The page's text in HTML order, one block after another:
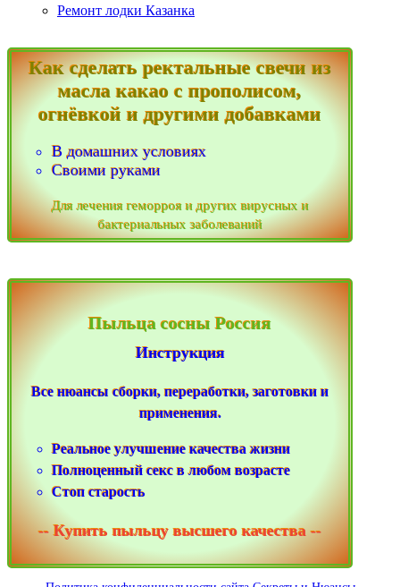
Ремонт лодки Казанка
Как сделать ректальные свечи из
масла какао с прополисом,
огнёвкой и другими добавками
В домашних условиях
Своими руками
Для лечения геморроя и других вирусных и
бактериальных заболеваний
Пыльца сосны Россия
Инструкция
Все нюансы сборки, переработки, заготовки и
применения.
Реальное улучшение качества жизни
Полноценный секс в любом возрасте
Стоп старость
-- Купить пыльцу высшего качества --